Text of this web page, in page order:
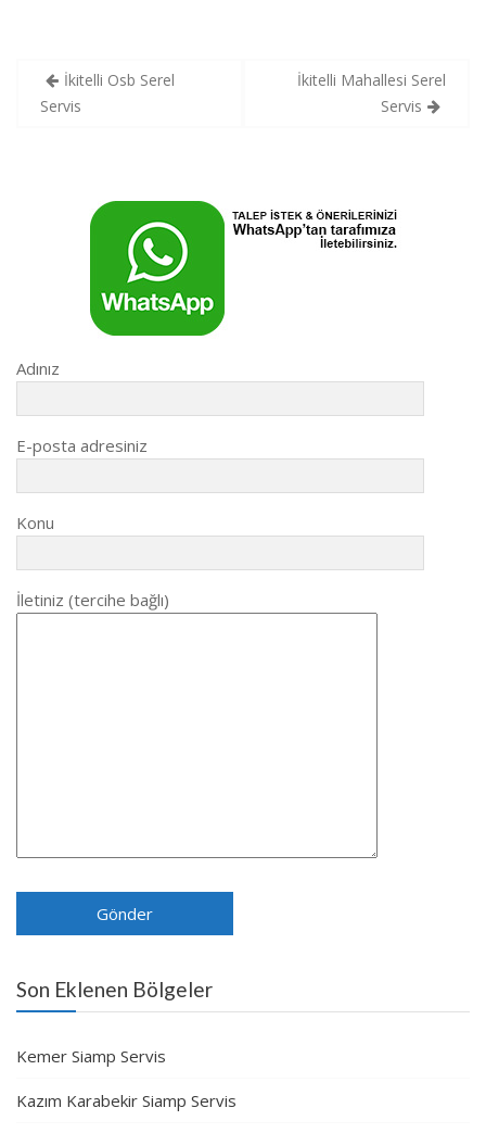
Yazı
gezinmesi
İkitelli Osb Serel
Servis
İkitelli Mahallesi Serel
Servis
Adınız
E-posta adresiniz
Konu
İletiniz (tercihe bağlı)
Son Eklenen Bölgeler
Kemer Siamp Servis
Kazım Karabekir Siamp Servis